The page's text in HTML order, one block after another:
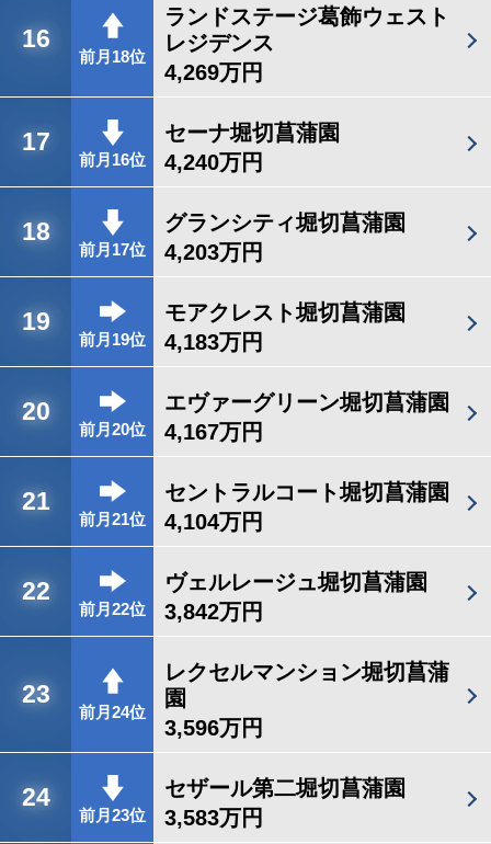
16
前月18位
ランドステージ葛飾ウェスト
レジデンス
4,269万円
17
前月16位
セーナ堀切菖蒲園
4,240万円
18
前月17位
グランシティ堀切菖蒲園
4,203万円
19
前月19位
モアクレスト堀切菖蒲園
4,183万円
20
前月20位
エヴァーグリーン堀切菖蒲園
4,167万円
21
前月21位
セントラルコート堀切菖蒲園
4,104万円
22
前月22位
ヴェルレージュ堀切菖蒲園
3,842万円
23
前月24位
レクセルマンション堀切菖蒲
園
3,596万円
24
前月23位
セザール第二堀切菖蒲園
3,583万円